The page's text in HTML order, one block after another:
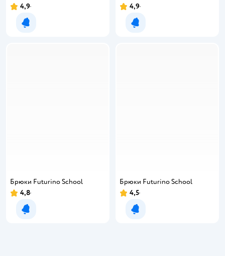
Рейтинг:
4,9
Уведомить о появлении
Рейтинг:
4,9
Уведомить о появлении
Брюки Futurino School
Рейтинг:
4,8
Уведомить о появлении
Брюки Futurino School
Рейтинг:
4,5
Уведомить о появлении